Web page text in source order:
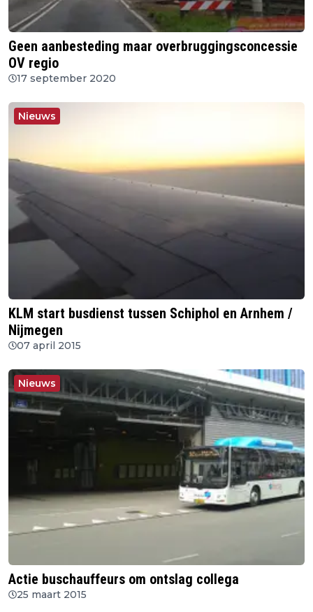
Geen aanbesteding maar overbruggingsconcessie
OV regio
17 september 2020
Nieuws
KLM start busdienst tussen Schiphol en Arnhem /
Nijmegen
07 april 2015
Nieuws
Actie buschauffeurs om ontslag collega
25 maart 2015